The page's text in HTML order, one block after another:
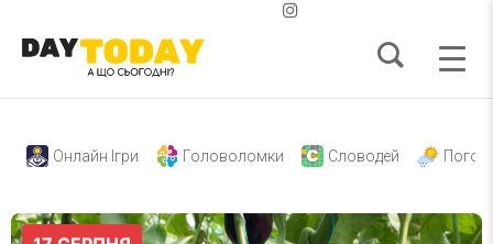
Онлайн Ігри Головоломки Словодей